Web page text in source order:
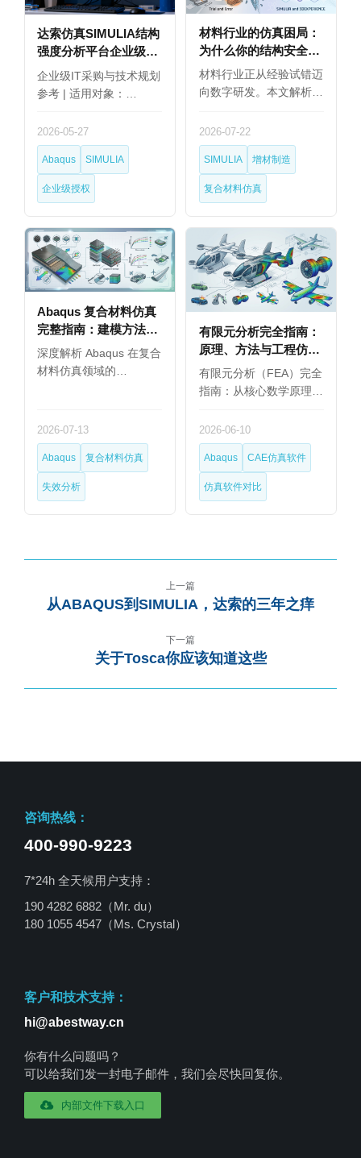
达索仿真SIMULIA结构
强度分析平台企业级永
久授权选购指南
企业级IT采购与技术规划
参考 | 适用对象：…
2026-05-27
Abaqus SIMULIA
企业级授权
材料行业的仿真困局：
为什么你的结构安全设
计总靠试错？
材料行业正从经验试错迈
向数字研发。本文解析
2026-07-22
SIMULIA 增材制造
复合材料仿真
Abaqus 复合材料仿真
完整指南：建模方法、
失效分析与行业应用
（2026）
深度解析 Abaqus 在复合
材料仿真领域的…
2026-07-13
Abaqus 复合材料仿真
失效分析
有限元分析完全指南：
原理、方法与工程仿真
软件选型（2026）
有限元分析（FEA）完全
指南：从核心数学原理…
2026-06-10
Abaqus CAE仿真软件
仿真软件对比
上一篇
从ABAQUS到SIMULIA，达索的三年之痒
下一篇
关于Tosca你应该知道这些
咨询热线：
400-990-9223
7*24h 全天候用户支持：
190 4282 6882（Mr. du）
180 1055 4547 （Ms. Crystal）
客户和技术支持：
hi@abestway.cn
你有什么问题吗？
可以给我们发一封电子邮件，我们会尽快回复你。
内部文件下载入口